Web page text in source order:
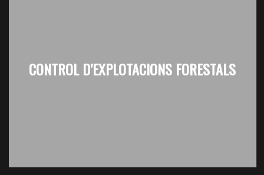
CONTROL D’EXPLOTACIONS FORESTALS